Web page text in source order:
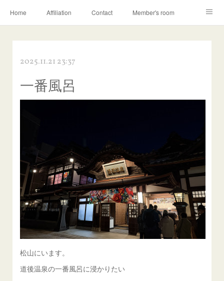
Home Affiliation Contact Member's room
2025.11.21 23:37
一番風呂
松山にいます。
道後温泉の一番風呂に浸かりたい